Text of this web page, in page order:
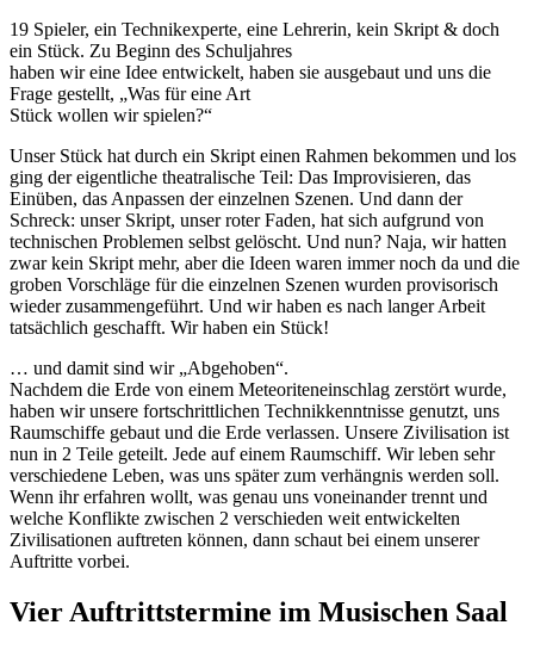
19 Spieler, ein Technikexperte, eine Lehrerin, kein Skript & doch
ein Stück. Zu Beginn des Schuljahres
haben wir eine Idee entwickelt, haben sie ausgebaut und uns die
Frage gestellt, „Was für eine Art
Stück wollen wir spielen?“
Unser Stück hat durch ein Skript einen Rahmen bekommen und los
ging der eigentliche theatralische Teil: Das Improvisieren, das
Einüben, das Anpassen der einzelnen Szenen. Und dann der
Schreck: unser Skript, unser roter Faden, hat sich aufgrund von
technischen Problemen selbst gelöscht. Und nun? Naja, wir hatten
zwar kein Skript mehr, aber die Ideen waren immer noch da und die
groben Vorschläge für die einzelnen Szenen wurden provisorisch
wieder zusammengeführt. Und wir haben es nach langer Arbeit
tatsächlich geschafft. Wir haben ein Stück!
… und damit sind wir „Abgehoben“.
Nachdem die Erde von einem Meteoriteneinschlag zerstört wurde,
haben wir unsere fortschrittlichen Technikkenntnisse genutzt, uns
Raumschiffe gebaut und die Erde verlassen. Unsere Zivilisation ist
nun in 2 Teile geteilt. Jede auf einem Raumschiff. Wir leben sehr
verschiedene Leben, was uns später zum verhängnis werden soll.
Wenn ihr erfahren wollt, was genau uns voneinander trennt und
welche Konflikte zwischen 2 verschieden weit entwickelten
Zivilisationen auftreten können, dann schaut bei einem unserer
Auftritte vorbei.
Vier Auftrittstermine im Musischen Saal